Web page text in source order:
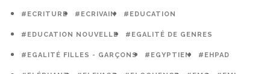
#ECRITURE #ECRIVAIN #EDUCATION
#EDUCATION NOUVELLE #EGALITÉ DE GENRES
#EGALITÉ FILLES - GARÇONS #EGYPTIEN #EHPAD